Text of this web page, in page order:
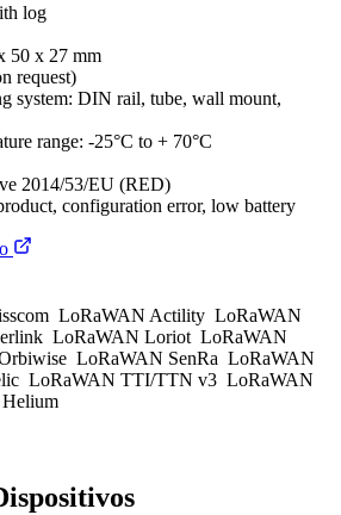
log
50 x 27 mm
request)
system: DIN rail, tube, wall mount,
range: -25°C to + 70°C
2014/53/EU (RED)
configuration error, low battery
LoRaWAN Actility LoRaWAN
LoRaWAN Loriot LoRaWAN
LoRaWAN SenRa LoRaWAN
LoRaWAN TTI/TTN v3 LoRaWAN